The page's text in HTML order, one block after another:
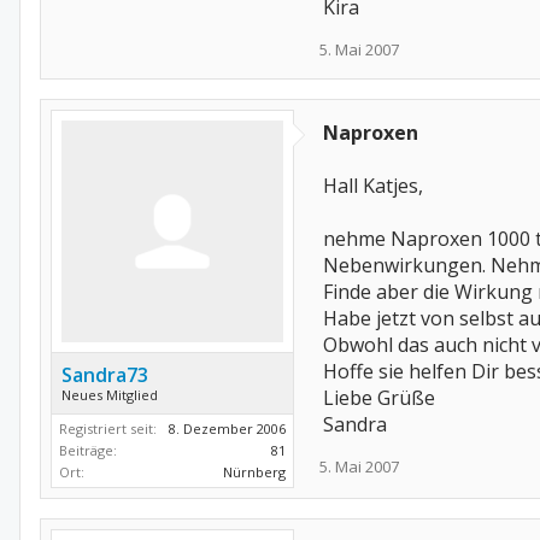
Kira
5. Mai 2007
Sandra73
Neues Mitglied
Registriert seit:
8. Dezember 2006
Beiträge:
81
Ort:
Nürnberg
Naproxen
Hall Katjes,
nehme Naproxen
Nebenwirkungen.
Finde aber die
Habe jetzt von selbst
Obwohl das auch nicht
Hoffe sie helfen Dir
Liebe Grüße
Sandra
5. Mai 2007